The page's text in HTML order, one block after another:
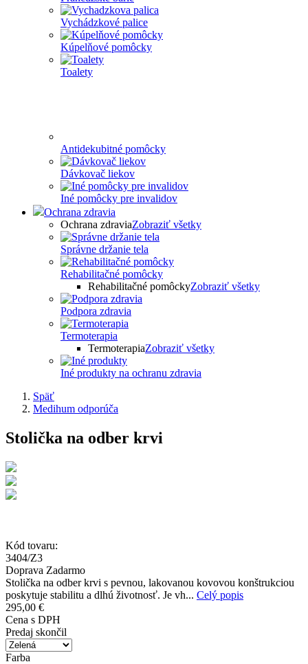
Vychádzkové palice
Kúpelňové pomôcky
Toalety
Antidekubitné pomôcky
Dávkovač liekov
Iné pomôcky pre invalidov
Ochrana zdravia
Ochrana zdraviaZobraziť všetky
Správne držanie tela
Rehabilitačné pomôcky
Rehabilitačné pomôckyZobraziť všetky
Podpora zdravia
Termoterapia
TermoterapiaZobraziť všetky
Iné produkty na ochranu zdravia
Späť
Medihum odporúča
Stolička na odber krvi
Kód tovaru:
3404/Z3
Doprava Zadarmo
Stolička na odber krvi s pevnou, lakovanou kovovou konštrukciou
poskytuje stabilitu a dlhú životnosť. Je vh... Celý popis
295,00 €
Cena s DPH
Predaj skončil
Farba